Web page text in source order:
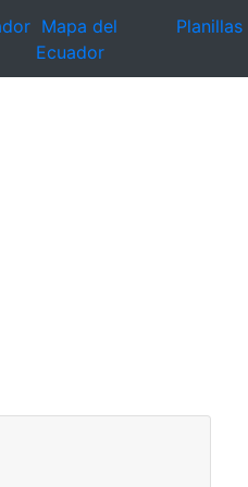
Mapa del
Ecuador
Planillas